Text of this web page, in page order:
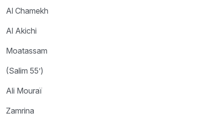
Al Chamekh
Al Akichi
Moatassam
(Salim 55’)
Ali Mouraï
Zamrina